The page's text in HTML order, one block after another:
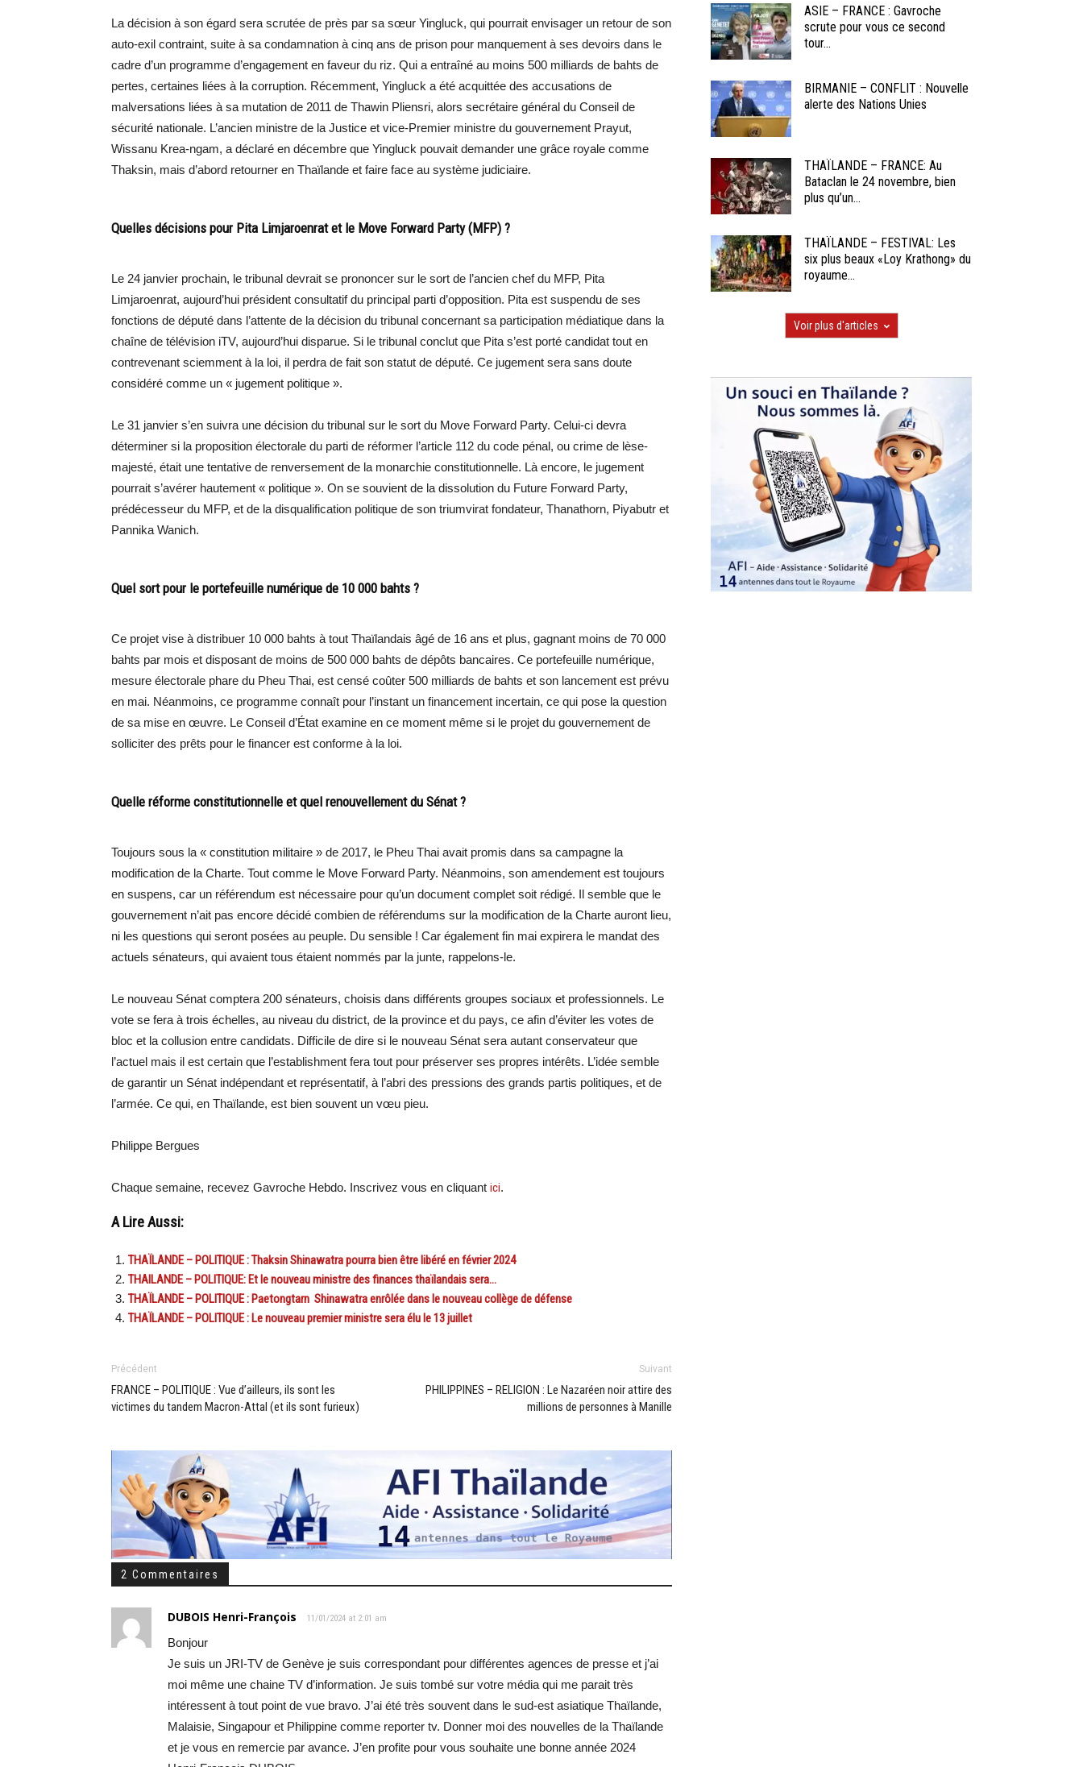
La décision à son égard sera scrutée de près par sa sœur Yingluck, qui pourrait envisager un retour de son
auto-exil contraint, suite à sa condamnation à cinq ans de prison pour manquement à ses devoirs dans le
cadre d’un programme d’engagement en faveur du riz. Qui a entraîné au moins 500 milliards de bahts de
pertes, certaines liées à la corruption. Récemment, Yingluck a été acquittée des accusations de
malversations liées à sa mutation de 2011 de Thawin Pliensri, alors secrétaire général du Conseil de
sécurité nationale. L’ancien ministre de la Justice et vice-Premier ministre du gouvernement Prayut,
Wissanu Krea-ngam, a déclaré en décembre que Yingluck pouvait demander une grâce royale comme
Thaksin, mais d’abord retourner en Thaïlande et faire face au système judiciaire.
Quelles décisions pour Pita Limjaroenrat et le Move Forward Party (MFP) ?
Le 24 janvier prochain, le tribunal devrait se prononcer sur le sort de l’ancien chef du MFP, Pita
Limjaroenrat, aujourd’hui président consultatif du principal parti d’opposition. Pita est suspendu de ses
fonctions de député dans l’attente de la décision du tribunal concernant sa participation médiatique dans la
chaîne de télévision iTV, aujourd’hui disparue. Si le tribunal conclut que Pita s’est porté candidat tout en
contrevenant sciemment à la loi, il perdra de fait son statut de député. Ce jugement sera sans doute
considéré comme un « jugement politique ».
Le 31 janvier s’en suivra une décision du tribunal sur le sort du Move Forward Party. Celui-ci devra
déterminer si la proposition électorale du parti de réformer l’article 112 du code pénal, ou crime de lèse-
majesté, était une tentative de renversement de la monarchie constitutionnelle. Là encore, le jugement
pourrait s’avérer hautement « politique ». On se souvient de la dissolution du Future Forward Party,
prédécesseur du MFP, et de la disqualification politique de son triumvirat fondateur, Thanathorn, Piyabutr et
Pannika Wanich.
Quel sort pour le portefeuille numérique de 10 000 bahts ?
Ce projet vise à distribuer 10 000 bahts à tout Thaïlandais âgé de 16 ans et plus, gagnant moins de 70 000
bahts par mois et disposant de moins de 500 000 bahts de dépôts bancaires. Ce portefeuille numérique,
mesure électorale phare du Pheu Thai, est censé coûter 500 milliards de bahts et son lancement est prévu
en mai. Néanmoins, ce programme connaît pour l’instant un financement incertain, ce qui pose la question
de sa mise en œuvre. Le Conseil d’État examine en ce moment même si le projet du gouvernement de
solliciter des prêts pour le financer est conforme à la loi.
Quelle réforme constitutionnelle et quel renouvellement du Sénat ?
Toujours sous la « constitution militaire » de 2017, le Pheu Thai avait promis dans sa campagne la
modification de la Charte. Tout comme le Move Forward Party. Néanmoins, son amendement est toujours
en suspens, car un référendum est nécessaire pour qu’un document complet soit rédigé. Il semble que le
gouvernement n’ait pas encore décidé combien de référendums sur la modification de la Charte auront lieu,
ni les questions qui seront posées au peuple. Du sensible ! Car également fin mai expirera le mandat des
actuels sénateurs, qui avaient tous étaient nommés par la junte, rappelons-le.
Le nouveau Sénat comptera 200 sénateurs, choisis dans différents groupes sociaux et professionnels. Le
vote se fera à trois échelles, au niveau du district, de la province et du pays, ce afin d’éviter les votes de
bloc et la collusion entre candidats. Difficile de dire si le nouveau Sénat sera autant conservateur que
l’actuel mais il est certain que l’establishment fera tout pour préserver ses propres intérêts. L’idée semble
de garantir un Sénat indépendant et représentatif, à l’abri des pressions des grands partis politiques, et de
l’armée. Ce qui, en Thaïlande, est bien souvent un vœu pieu.
Philippe Bergues
Chaque semaine, recevez Gavroche Hebdo. Inscrivez vous en cliquant ici.
A Lire Aussi:
THAÏLANDE – POLITIQUE : Thaksin Shinawatra pourra bien être libéré en février 2024
THAILANDE – POLITIQUE: Et le nouveau ministre des finances thaïlandais sera…
THAÏLANDE – POLITIQUE : Paetongtarn Shinawatra enrôlée dans le nouveau collège de défense
THAÏLANDE – POLITIQUE : Le nouveau premier ministre sera élu le 13 juillet
Précédent
FRANCE – POLITIQUE : Vue d’ailleurs, ils sont les
victimes du tandem Macron-Attal (et ils sont furieux)
Suivant
PHILIPPINES – RELIGION : Le Nazaréen noir attire des
millions de personnes à Manille
2 Commentaires
DUBOIS Henri-François 11/01/2024 at 2:01 am
Bonjour
Je suis un JRI-TV de Genève je suis correspondant pour différentes agences de presse et j’ai
moi même une chaine TV d’information. Je suis tombé sur votre média qui me parait très
intéressent à tout point de vue bravo. J’ai été très souvent dans le sud-est asiatique Thaïlande,
Malaisie, Singapour et Philippine comme reporter tv. Donner moi des nouvelles de la Thaïlande
et je vous en remercie par avance. J’en profite pour vous souhaite une bonne année 2024
ASIE – FRANCE : Gavroche
scrute pour vous ce second
tour...
BIRMANIE – CONFLIT : Nouvelle
alerte des Nations Unies
THAÏLANDE – FRANCE: Au
Bataclan le 24 novembre, bien
plus qu’un...
THAÏLANDE – FESTIVAL: Les
six plus beaux «Loy Krathong» du
royaume...
Voir plus d'articles